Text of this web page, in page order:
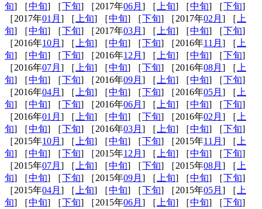
旬] ［中旬] ［ 下旬] ［2017年06月 ] ［上旬] ［中旬] ［ 下旬]
［2017年01月 ] ［上旬] ［中旬] ［ 下旬] ［2017年02月 ] ［上
旬] ［中旬] ［ 下旬] ［2017年03月 ] ［上旬] ［中旬] ［ 下旬]
［2016年10月 ] ［上旬] ［中旬] ［ 下旬] ［2016年11月 ] ［上
旬] ［中旬] ［ 下旬] ［2016年12月 ] ［上旬] ［中旬] ［ 下旬]
［2016年07月 ] ［上旬] ［中旬] ［ 下旬] ［2016年08月 ] ［上
旬] ［中旬] ［ 下旬] ［2016年09月 ] ［上旬] ［中旬] ［ 下旬]
［2016年04月 ] ［上旬] ［中旬] ［ 下旬] ［2016年05月 ] ［上
旬] ［中旬] ［ 下旬] ［2016年06月 ] ［上旬] ［中旬] ［ 下旬]
［2016年01月 ] ［上旬] ［中旬] ［ 下旬] ［2016年02月 ] ［上
旬] ［中旬] ［ 下旬] ［2016年03月 ] ［上旬] ［中旬] ［ 下旬]
［2015年10月 ] ［上旬] ［中旬] ［ 下旬] ［2015年11月 ] ［上
旬] ［中旬] ［ 下旬] ［2015年12月 ] ［上旬] ［中旬] ［ 下旬]
［2015年07月 ] ［上旬] ［中旬] ［ 下旬] ［2015年08月 ] ［上
旬] ［中旬] ［ 下旬] ［2015年09月 ] ［上旬] ［中旬] ［ 下旬]
［2015年04月 ] ［上旬] ［中旬] ［ 下旬] ［2015年05月 ] ［上
旬] ［中旬] ［ 下旬] ［2015年06月 ] ［上旬] ［中旬] ［ 下旬]